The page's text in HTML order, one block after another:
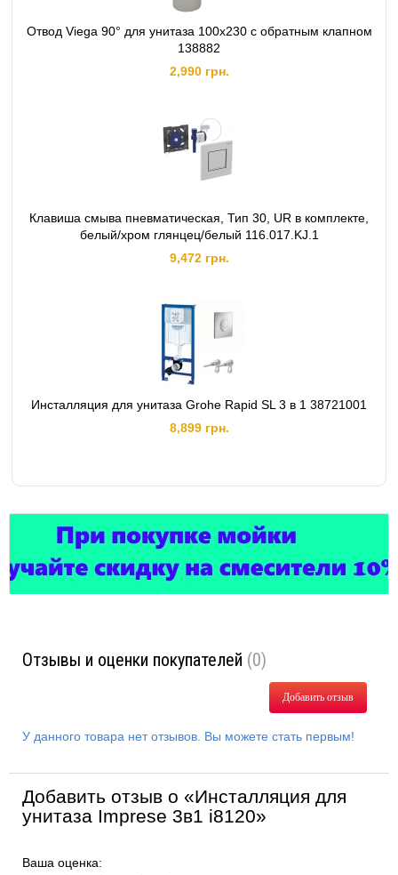
Отвод Viega 90° для унитаза 100х230 с обратным клапном
138882
2,990 грн.
Клавиша смыва пневматическая, Тип 30, UR в комплекте,
белый/хром глянцец/белый 116.017.KJ.1
9,472 грн.
Инсталляция для унитаза Grohe Rapid SL 3 в 1 38721001
8,899 грн.
Отзывы и оценки покупателей (0)
Добавить отзыв
У данного товара нет отзывов. Вы можете стать первым!
Добавить отзыв о «Инсталляция для
унитаза Imprese 3в1 i8120»
Ваша оценка: